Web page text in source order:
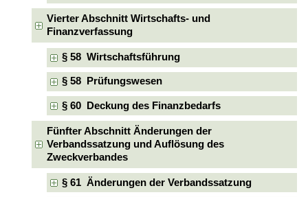
Vierter Abschnitt Wirtschafts- und
Finanzverfassung
§ 58 Wirtschaftsführung
§ 58 Prüfungswesen
§ 60 Deckung des Finanzbedarfs
Fünfter Abschnitt Änderungen der
Verbandssatzung und Auflösung des
Zweckverbandes
§ 61 Änderungen der Verbandssatzung